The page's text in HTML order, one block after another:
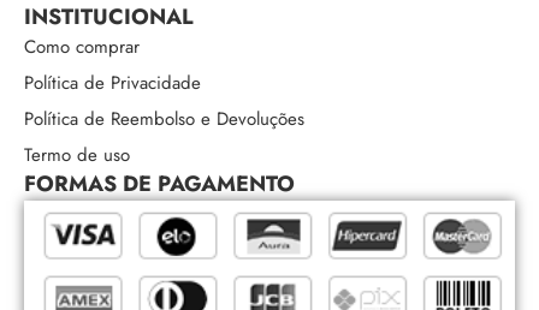
INSTITUCIONAL
Como comprar
Política de Privacidade
Política de Reembolso e Devoluções
Termo de uso
FORMAS DE PAGAMENTO